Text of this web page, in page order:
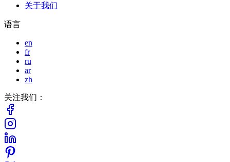
关于我们
语言
en
fr
ru
ar
zh
关注我们：